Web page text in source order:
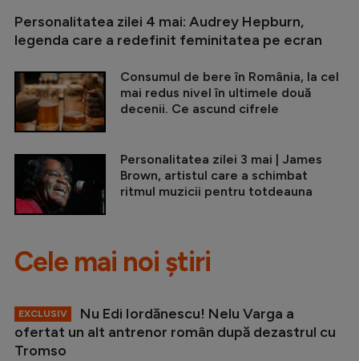
Personalitatea zilei 4 mai: Audrey Hepburn,
legenda care a redefinit feminitatea pe ecran
Consumul de bere în România, la cel
mai redus nivel în ultimele două
decenii. Ce ascund cifrele
Personalitatea zilei 3 mai | James
Brown, artistul care a schimbat
ritmul muzicii pentru totdeauna
Cele mai noi știri
EXCLUSIV
Nu Edi Iordănescu! Nelu Varga a
ofertat un alt antrenor român după dezastrul cu
Tromso